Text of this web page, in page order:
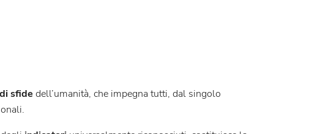
sfide dell’umanità, che impegna tutti, dal singolo